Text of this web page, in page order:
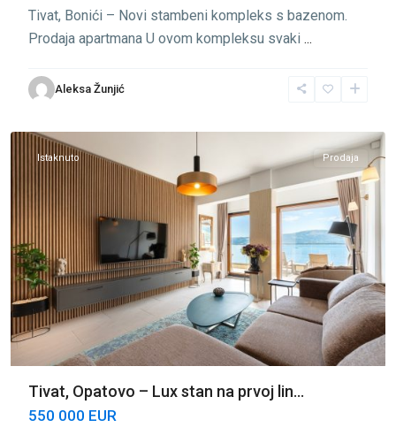
Tivat, Bonići – Novi stambeni kompleks s bazenom.
Prodaja apartmana U ovom kompleksu svaki ...
Aleksa Žunjić
Opatovo,
Istaknuto Prodaja
Tivat, Opatovo – Lux stan na prvoj lin...
550 000 EUR